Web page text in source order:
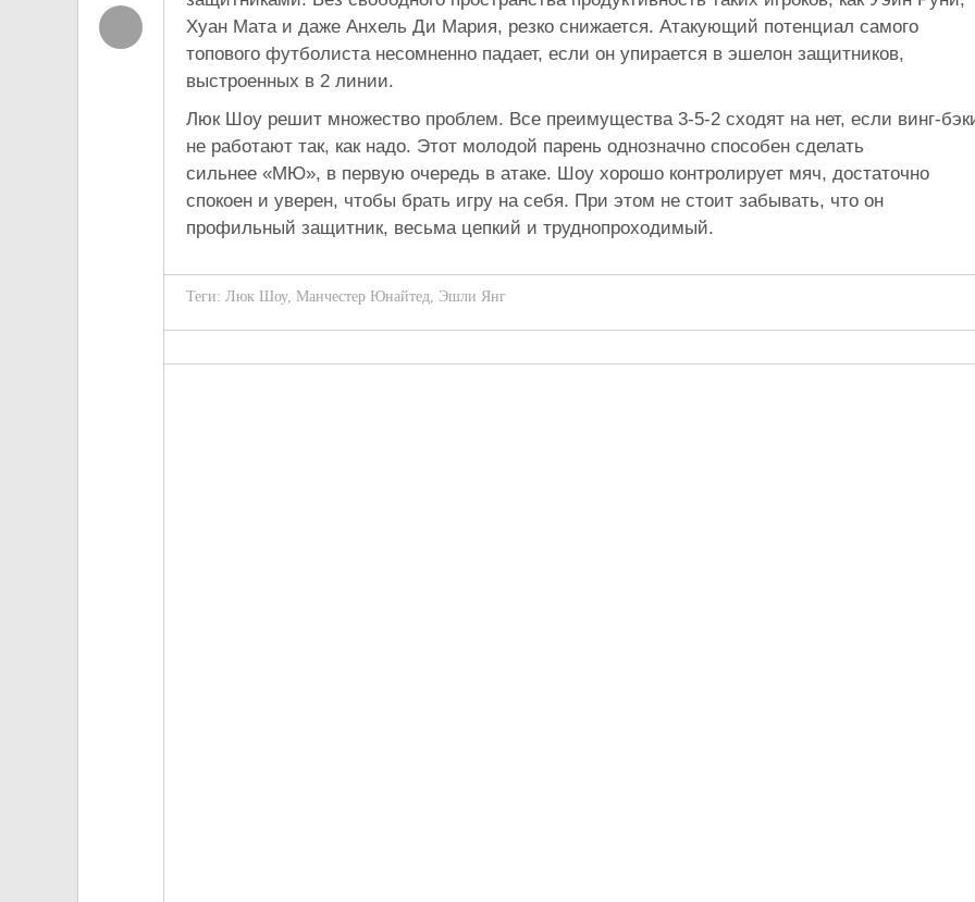
Хуан Мата и даже Анхель Ди Мария, резко снижается. Атакующий потенциал самого
топового футболиста несомненно падает, если он упирается в эшелон защитников,
выстроенных в 2 линии.
Люк Шоу решит множество проблем. Все преимущества 3-5-2 сходят на нет, если винг-
не работают так, как надо. Этот молодой парень однозначно способен сделать
сильнее «МЮ», в первую очередь в атаке. Шоу хорошо контролирует мяч, достаточно
спокоен и уверен, чтобы брать игру на себя. При этом не стоит забывать, что он
профильный защитник, весьма цепкий и труднопроходимый.
Теги: Люк Шоу, Манчестер Юнайтед, Эшли Янг